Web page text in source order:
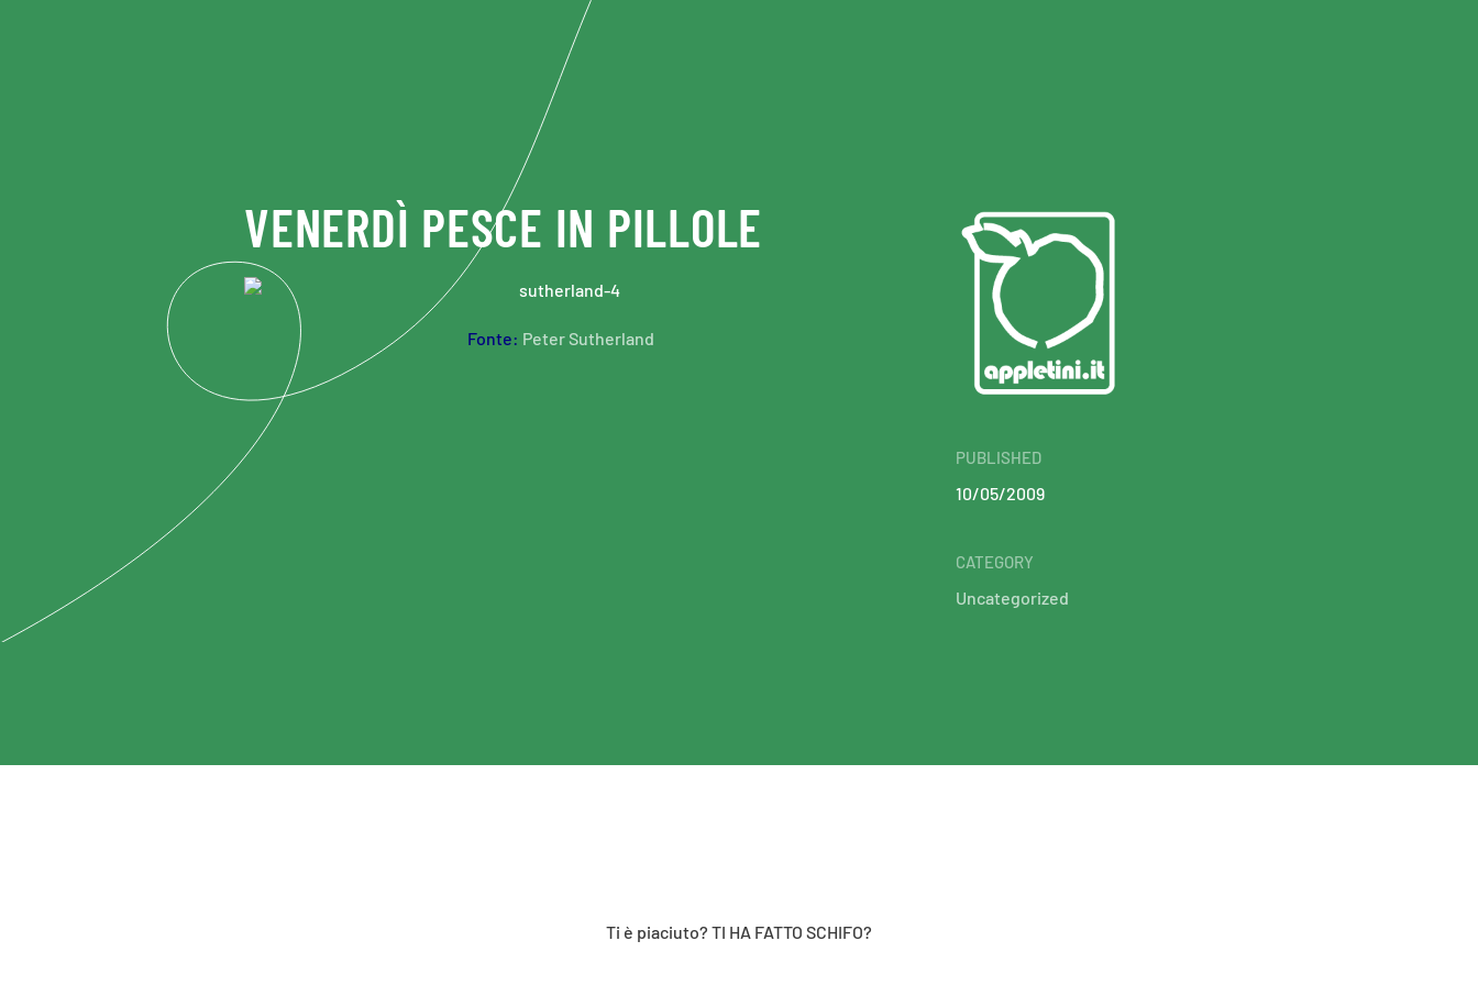
VENERDÌ PESCE IN PILLOLE
Fonte: Peter Sutherland
PUBLISHED
10/05/2009
CATEGORY
Uncategorized
Ti è piaciuto? TI HA FATTO SCHIFO?